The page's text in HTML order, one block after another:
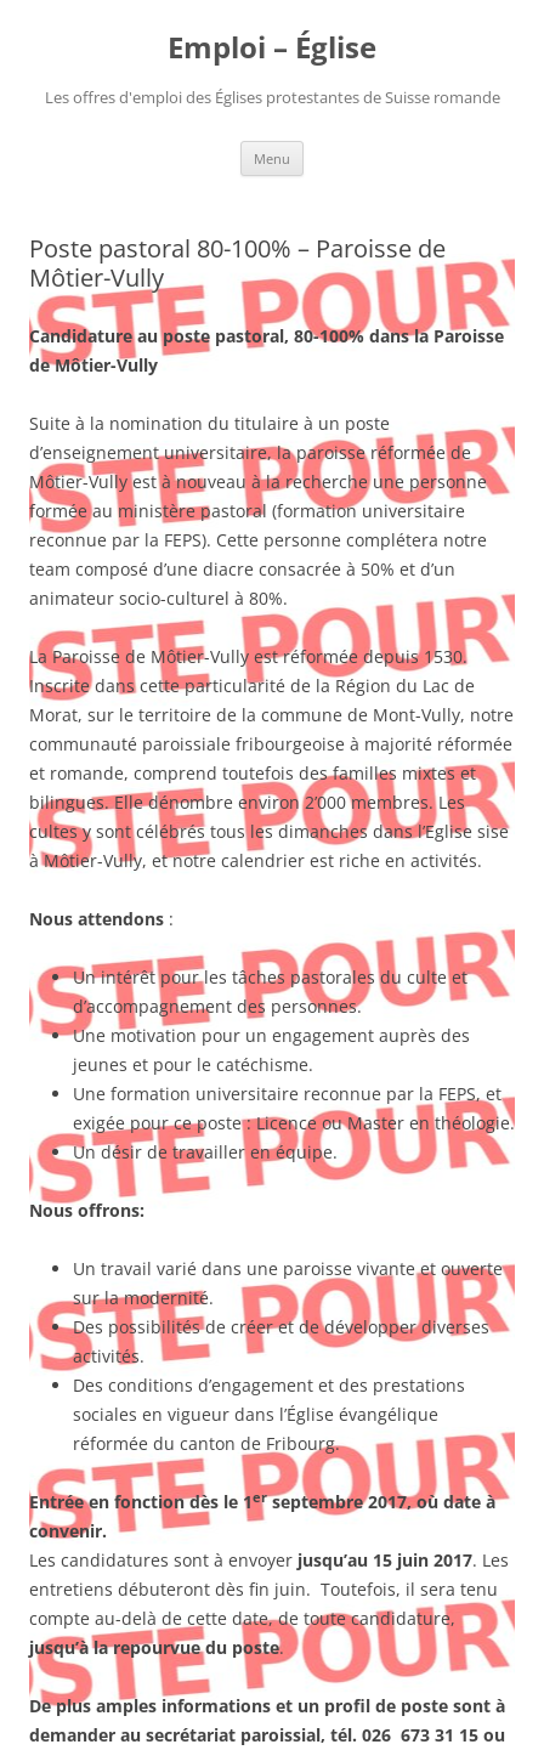
Emploi – Église
Les offres d'emploi des Églises protestantes de Suisse romande
Menu
Poste pastoral 80-100% – Paroisse de
Môtier-Vully
Candidature au poste pastoral, 80-100% dans la Paroisse
de Môtier-Vully
Suite à la nomination du titulaire à un poste
d’enseignement universitaire, la paroisse réformée de
Môtier-Vully est à nouveau à la recherche une personne
formée au ministère pastoral (formation universitaire
reconnue par la FEPS). Cette personne complétera notre
team composé d’une diacre consacrée à 50% et d’un
animateur socio-culturel à 80%.
La Paroisse de Môtier-Vully est réformée depuis 1530.
Inscrite dans cette particularité de la Région du Lac de
Morat, sur le territoire de la commune de Mont-Vully, notre
communauté paroissiale fribourgeoise à majorité réformée
et romande, comprend toutefois des familles mixtes et
bilingues. Elle dénombre environ 2’000 membres. Les
cultes y sont célébrés tous les dimanches dans l’Eglise sise
à Môtier-Vully, et notre calendrier est riche en activités.
Nous attendons :
Un intérêt pour les tâches pastorales du culte et
d’accompagnement des personnes.
Une motivation pour un engagement auprès des
jeunes et pour le catéchisme.
Une formation universitaire reconnue par la FEPS, et
exigée pour ce poste : Licence ou Master en théologie.
Un désir de travailler en équipe.
Nous offrons:
Un travail varié dans une paroisse vivante et ouverte
sur la modernité.
Des possibilités de créer et de développer diverses
activités.
Des conditions d’engagement et des prestations
sociales en vigueur dans l’Église évangélique
réformée du canton de Fribourg.
Entrée en fonction dès le 1erseptembre 2017, où date à
convenir.
Les candidatures sont à envoyer jusqu’au 15 juin 2017. Les
entretiens débuteront dès fin juin. Toutefois, il sera tenu
compte au-delà de cette date, de toute candidature,
jusqu’à la repourvue du poste.
De plus amples informations et un profil de poste sont à
demander au secrétariat paroissial, tél. 026 673 31 15 ou